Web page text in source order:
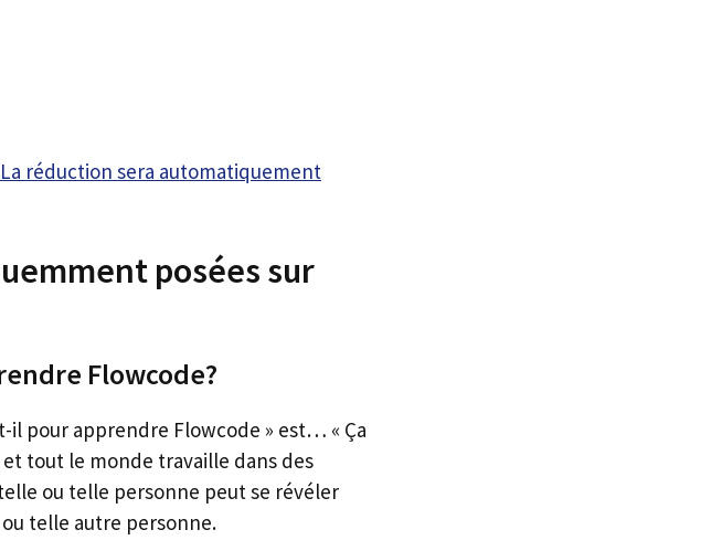
réduction sera automatiquement
posées sur
Flowcode?
il pour apprendre Flowcode » est… « Ça
tout le monde travaille dans des
ou telle personne peut se révéler
telle autre personne.